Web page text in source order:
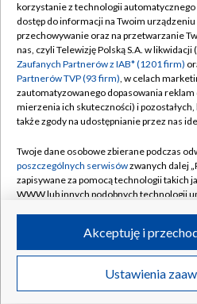
TVP
Abonament TVP
Emisja w TVP
Centrum informacji TVP
Naziemna Telewizja Cyfrowa
Rada Programowa
System NOS
Informacje o nadawcy
Program dla prasy
Ogłoszenie przetargowe
Polityka
Moje
Pomoc
©2026 Telewizja
korzystanie z technologii automatycznego
dostęp do informacji na Twoim
przechowywanie oraz na przetwarzanie
nas, czyli Telewizję Polską S.A. w likwidacji
Zaufanych Partnerów z IAB* (1201 firm)
Partnerów TVP (93 firm), w celach
zautomatyzowanego dopasowania
mierzenia ich skuteczności) i
także zgody na udostępnianie przez nas
Twoje dane osobowe zbierane podczas
poszczególnych serwisówzwanych dalej
zapisywane za pomocą technologii takich
WWW lub innych podobnych technologii
ruchu w Internecie.
Twoje dane osobowe zbierane podczas
poszczególnych serwisówna Portalu,
Ustawienia
Akceptuję i